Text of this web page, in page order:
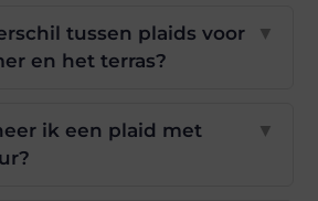
tussen plaids voor
en het terras?
▼
ik een plaid met
▼